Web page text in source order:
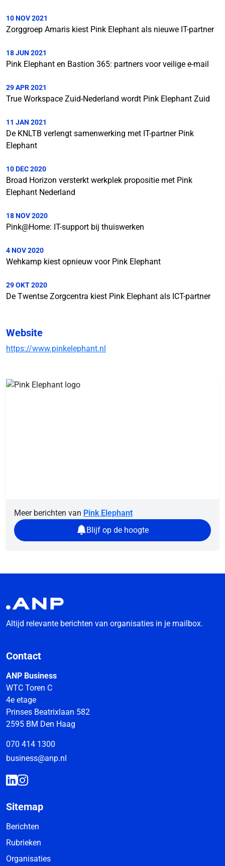
10 NOV 2021
Zorggroep Amaris kiest Pink Elephant als nieuwe IT-partner
18 JUN 2021
Pink Elephant en Bastion 365: partners voor veilige e-mail
29 APR 2021
True Workspace Zuid-Nederland wordt Pink Elephant Zuid
11 JAN 2021
De KNLTB verlengt samenwerking met IT-partner Pink
Elephant
10 DEC 2020
Broad Horizon versterkt werkplek propositie met Pink
Elephant Nederland
18 NOV 2020
Pink@Home: IT-support bij thuiswerken
4 NOV 2020
Wehkamp kiest opnieuw voor Pink Elephant
29 OKT 2020
De Twentse Zorgcentra kiest Pink Elephant als ICT-partner
Website
https://www.pinkelephant.nl
Meer berichten van Pink Elephant
Blijf op de hoogte
Altijd relevante berichten van organisaties in je mailbox.
Contact
ANP Business
WTC Toren C
4e etage
Prinses Beatrixlaan 582
2595 BM Den Haag
070 414 1300
business@anp.nl
Sitemap
Berichten
Rubrieken
Organisaties